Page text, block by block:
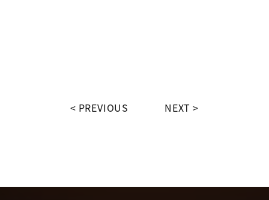
PREVIOUS NEXT